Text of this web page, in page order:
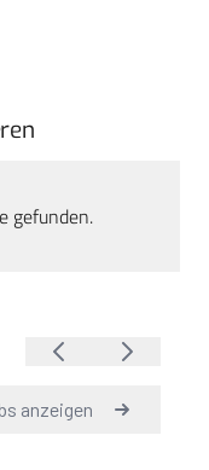
gefunden.